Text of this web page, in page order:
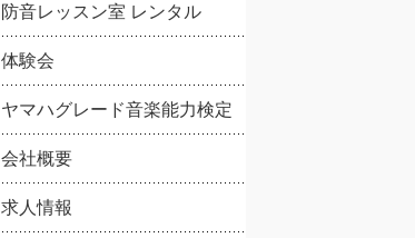
防音レッスン室 レンタル
体験会
ヤマハグレード音楽能力検定
会社概要
求人情報